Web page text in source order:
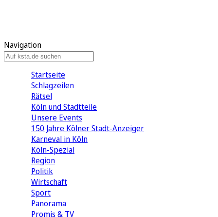
Navigation
Startseite
Schlagzeilen
Rätsel
Köln und Stadtteile
Unsere Events
150 Jahre Kölner Stadt-Anzeiger
Karneval in Köln
Köln-Spezial
Region
Politik
Wirtschaft
Sport
Panorama
Promis & TV